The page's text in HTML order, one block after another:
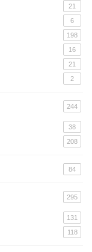
21
6
198
16
21
2
244
38
208
84
295
131
118